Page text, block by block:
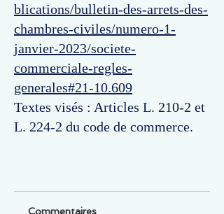
blications/bulletin-des-arrets-des-
chambres-civiles/numero-1-
janvier-2023/societe-
commerciale-regles-
generales#21-10.609
Textes visés : Articles L. 210-2 et
L. 224-2 du code de commerce.
Commentaires